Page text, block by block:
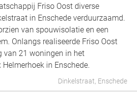
Friso Oost diverse
in Enschede verduurzaamd.
van spouwisolatie en een
Onlangs realiseerde Friso Oost
van 21 woningen in het
in Enschede.
Dinkelstraat, Enschede